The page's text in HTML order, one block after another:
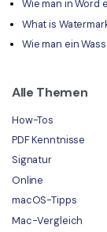
Wie man in Word
What is
Wie man ein
Alle Themen
How-Tos
PDF Kenntnisse
Signatur
Online
macOS-Tipps
Mac-Vergleich